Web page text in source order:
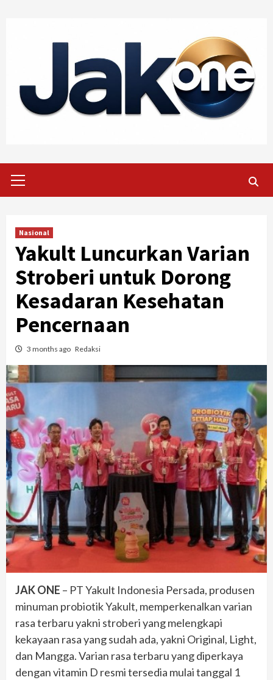
Menu
Nasional
Yakult Luncurkan Varian
Stroberi untuk Dorong
Kesadaran Kesehatan
Pencernaan
3 months ago Redaksi
JAK ONE – PT Yakult Indonesia Persada, produsen
minuman probiotik Yakult, memperkenalkan varian
rasa terbaru yakni stroberi yang melengkapi
kekayaan rasa yang sudah ada, yakni Original, Light,
dan Mangga. Varian rasa terbaru yang diperkaya
dengan vitamin D resmi tersedia mulai tanggal 1